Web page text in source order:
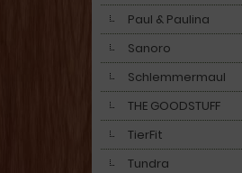
Paul & Paulina
Sanoro
Schlemmermaul
THE GOODSTUFF
TierFit
Tundra